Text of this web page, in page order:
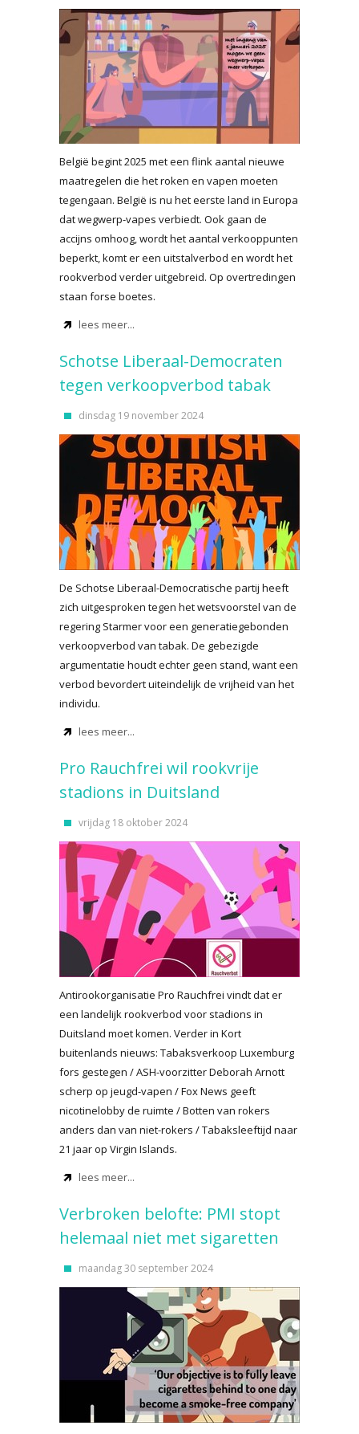
België begint 2025 met een flink aantal nieuwe
maatregelen die het roken en vapen moeten
tegengaan. België is nu het eerste land in Europa
dat wegwerp-vapes verbiedt. Ook gaan de
accijns omhoog, wordt het aantal verkooppunten
beperkt, komt er een uitstalverbod en wordt het
rookverbod verder uitgebreid. Op overtredingen
staan forse boetes.
lees meer...
Schotse Liberaal-Democraten
tegen verkoopverbod tabak
dinsdag 19 november 2024
De Schotse Liberaal-Democratische partij heeft
zich uitgesproken tegen het wetsvoorstel van de
regering Starmer voor een generatiegebonden
verkoopverbod van tabak. De gebezigde
argumentatie houdt echter geen stand, want een
verbod bevordert uiteindelijk de vrijheid van het
individu.
lees meer...
Pro Rauchfrei wil rookvrije
stadions in Duitsland
vrijdag 18 oktober 2024
Antirookorganisatie Pro Rauchfrei vindt dat er
een landelijk rookverbod voor stadions in
Duitsland moet komen. Verder in Kort
buitenlands nieuws: Tabaksverkoop Luxemburg
fors gestegen / ASH-voorzitter Deborah Arnott
scherp op jeugd-vapen / Fox News geeft
nicotinelobby de ruimte / Botten van rokers
anders dan van niet-rokers / Tabaksleeftijd naar
21 jaar op Virgin Islands.
lees meer...
Verbroken belofte: PMI stopt
helemaal niet met sigaretten
maandag 30 september 2024